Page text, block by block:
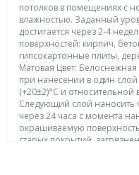
потолков в помещениях с
влажностью. Заданный
достигается через 2-4
поверхностей: кирпич,
гипсокартонные плиты,
Матовая Цвет: Белоснежная
при нанесении в один
(+20±2)°C и относительной
Следующий слой наносить
через 24 часа с момента
окрашиваемую
старых покрытий,